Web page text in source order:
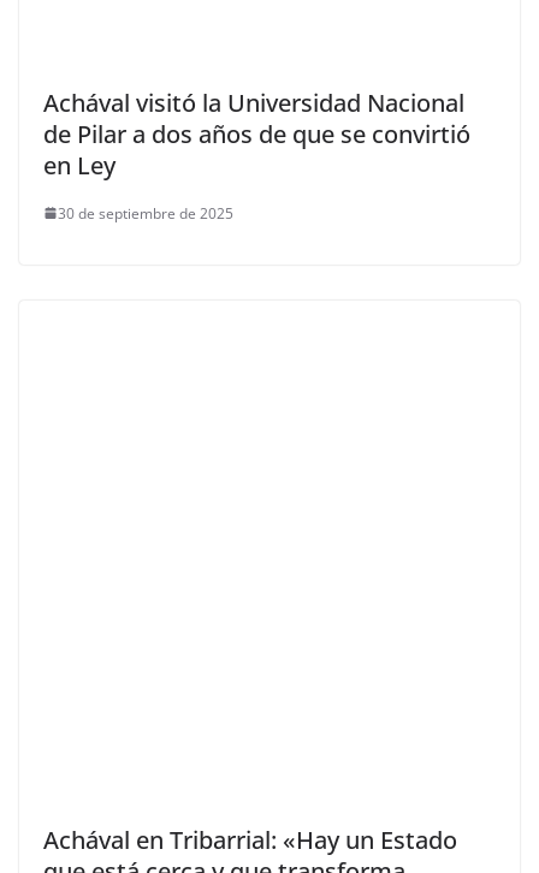
Achával visitó la Universidad Nacional
de Pilar a dos años de que se convirtió
en Ley
30 de septiembre de 2025
Achával en Tribarrial: «Hay un Estado